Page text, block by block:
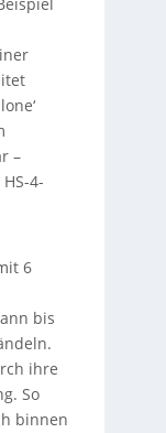
–
4-
6
bis
ihre
So
binnen